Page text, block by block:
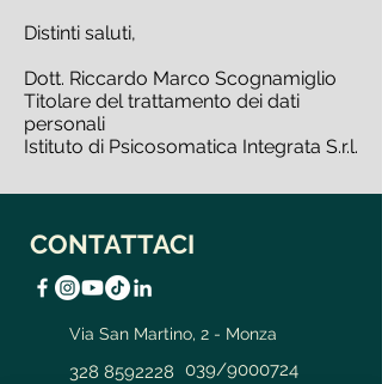
Distinti saluti,
Dott. Riccardo Marco Scognamiglio
Titolare del trattamento dei dati
personali
Istituto di Psicosomatica Integrata S.r.l.
CONTATTACI
Via San Martino, 2 - Monza
328 8592228 039/9000724